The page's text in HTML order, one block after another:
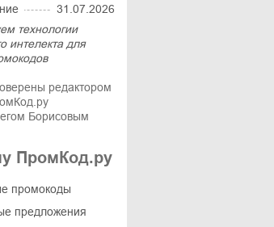
31.07.2026
технологии
интелекта для
редактором
Борисовым
ПромКод.ру
промокоды
предложения